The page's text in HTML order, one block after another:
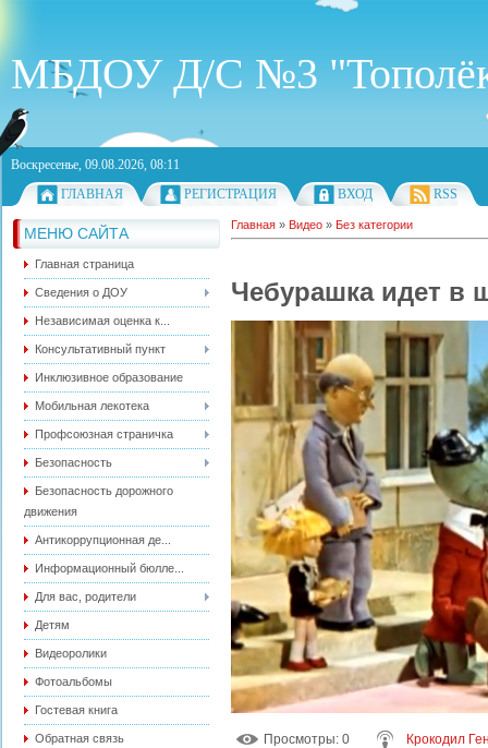
МБДОУ Д/С №3
Воскресенье, 09.08.2026, 08:11
ГЛАВНАЯ
РЕГИСТРАЦИЯ ВХОД RSS
МЕНЮ САЙТА
Главная страница
Сведения о ДОУ
Независимая оценка к...
Консультативный пункт
Инклюзивное образование
Мобильная лекотека
Профсоюзная страничка
Безопасность
Безопасность дорожного
движения
Антикоррупционная де...
Информационный бюлле...
Для вас, родители
Детям
Видеоролики
Фотоальбомы
Гостевая книга
Обратная связь
Главная » Видео » Без категории
Чебурашка идет в
Просмотры: 0 Крокодил